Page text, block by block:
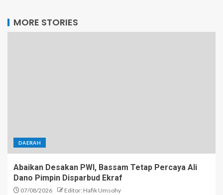
MORE STORIES
DAERAH
Abaikan Desakan PWI, Bassam Tetap Percaya Ali
Dano Pimpin Disparbud Ekraf
07/08/2026 Editor: Hafik Umsohy